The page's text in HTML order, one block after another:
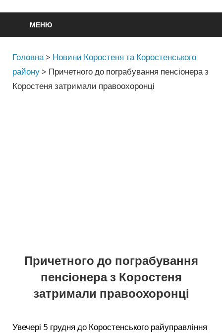
МЕНЮ
Головна > Новини Коростеня та Коростенського
району > Причетного до пограбування пенсіонера з
Коростеня затримали правоохоронці
Причетного до пограбування
пенсіонера з Коростеня
затримали правоохоронці
Увечері 5 грудня до Коростенського райуправління